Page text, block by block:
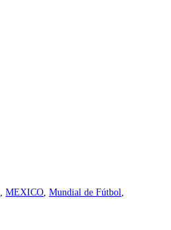
, MEXICO, Mundial de Fútbol,